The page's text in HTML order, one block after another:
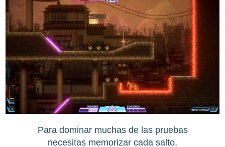
Para dominar muchas de las pruebas
necesitas memorizar cada salto,